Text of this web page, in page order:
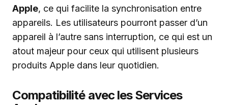
Apple, ce qui facilite la synchronisation entre
appareils. Les utilisateurs pourront passer d’un
appareil à l’autre sans interruption, ce qui est un
atout majeur pour ceux qui utilisent plusieurs
produits Apple dans leur quotidien.
Compatibilité avec les Services